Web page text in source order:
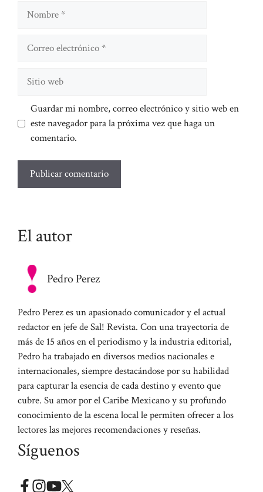
Nombre
Guardar mi nombre, correo electrónico y sitio web en
este navegador para la próxima vez que haga un
comentario.
El autor
Pedro Perez
Pedro Perez es un apasionado comunicador y el actual
redactor en jefe de Sal! Revista. Con una trayectoria de
más de 15 años en el periodismo y la industria editorial,
Pedro ha trabajado en diversos medios nacionales e
internacionales, siempre destacándose por su habilidad
para capturar la esencia de cada destino y evento que
cubre. Su amor por el Caribe Mexicano y su profundo
conocimiento de la escena local le permiten ofrecer a los
lectores las mejores recomendaciones y reseñas.
Síguenos